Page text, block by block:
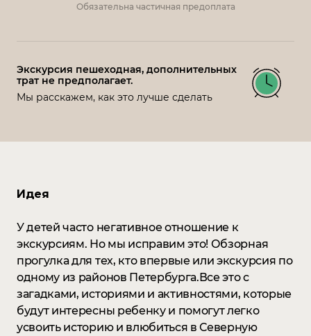
Идея
У детей часто негативное отношение к
экскурсиям. Но мы исправим это! Обзорная
прогулка для тех, кто впервые или экскурсия по
одному из районов Петербурга.Все это с
загадками, историями и активностями, которые
будут интересны ребенку и помогут легко
усвоить историю и влюбиться в Северную
Обязательна частичная предоплата
Экскурсия пешеходная, дополнительных
трат не предполагает.
Мы расскажем, как это лучше сделать